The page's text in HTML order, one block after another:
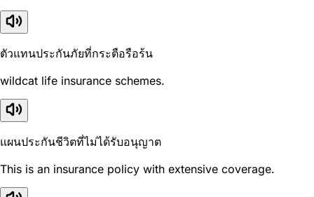
ตัวแทนประกันภัยที่กระตือรือร้น
wildcat life insurance schemes.
แผนประกันชีวิตที่ไม่ได้รับอนุญาต
This is an insurance policy with extensive coverage.